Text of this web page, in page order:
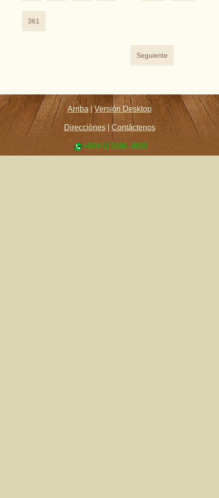
361
Seguiente
Arriba |Versión Desktop
Direcciónes| Contáctenos
+54 9 11 3186 - 8635